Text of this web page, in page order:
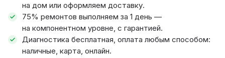
на дом или оформляем доставку.
75% ремонтов выполняем за 1 день —
на компонентном уровне, с гарантией.
Диагностика бесплатная, оплата любым способом:
наличные, карта, онлайн.